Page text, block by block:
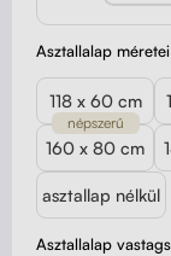
Asztallalap
Asztallalap méretei
118 x 60 cm
160 x 80 cm
népszerű
asztallap nélkül